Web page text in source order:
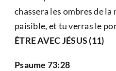
chassera les ombres de
paisible, et tu verras le
ÊTRE AVEC JÉSUS (11)
Psaume 73:28